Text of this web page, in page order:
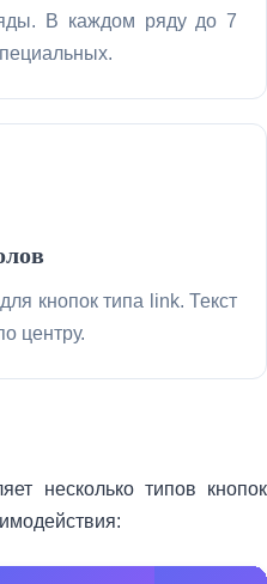
В каждом ряду до 7
кнопок типа link. Текст
центру.
несколько типов кнопок